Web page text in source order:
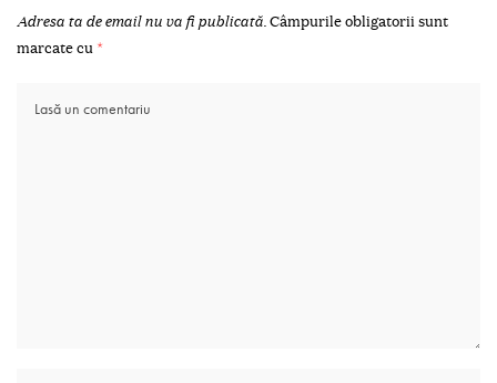
Adresa ta de email nu va fi publicată.Câmpurile obligatorii sunt
marcate cu *